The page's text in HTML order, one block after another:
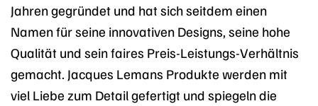
Jahren gegründet und hat sich seitdem einen
Namen für seine innovativen Designs, seine hohe
Qualität und sein faires Preis-Leistungs-Verhältnis
gemacht. Jacques Lemans Produkte werden mit
viel Liebe zum Detail gefertigt und spiegeln die